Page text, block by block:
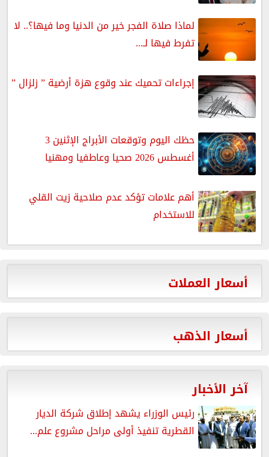
لماذا صلاة الفجر خير من الدنيا وما فيها؟.. لا
تفرط فيها لـ...
إجراءات تحميك عند وقوع هزة أرضية ” زلزال ”
حظك اليوم وتوقعات الأبراج الإثنين 3
أغسطس 2026 صحيا وعاطفيا ومهنيا
أهم علامات تؤكد عدم صلاحية زيت القلي
للاستخدام
أسعار العملات
أسعار الذهب
آخر الأخبار
رئيس الوزراء يشهد إطلاق شركة الديار
القطرية تنفيذ أولى مراحل مشروع علم...